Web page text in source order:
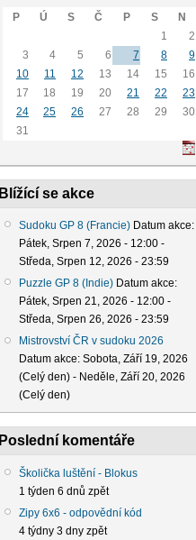
P Ú S Č P S
N
1
2
3
4 5 6 7 8
9
10
11 12 13 14 15
16
17
18 19 20 21 22
23
24
25 26 27 28 29
30
31
Blížící se akce
Sudoku GP 8 (Francie) Datum akce:
Pátek, Srpen 7, 2026 - 12:00 -
Středa, Srpen 12, 2026 - 23:59
Puzzle GP 8 (Indie) Datum akce:
Pátek, Srpen 21, 2026 - 12:00 -
Středa, Srpen 26, 2026 - 23:59
Mistrovství ČR v sudoku 2026
Datum akce: Sobota, Září 19, 2026
(Celý den) - Neděle, Září 20, 2026
(Celý den)
Poslední komentáře
Školička luštění - Blokus
1 týden 6 dnů zpět
Zipy 6x6 - odpovědní kód
4 týdny 3 dny zpět